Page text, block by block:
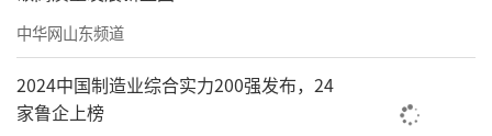
中华网山东频道
2024中国制造业综合实力200强发布，24
家鲁企上榜